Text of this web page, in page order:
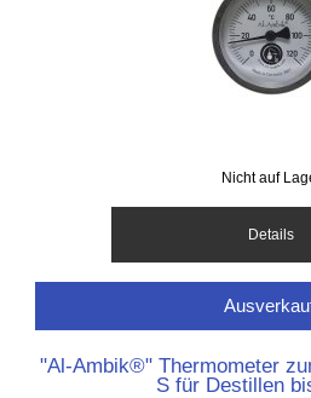
Nicht auf
Details
"Al-Ambik®" Thermometer
S für Destillen